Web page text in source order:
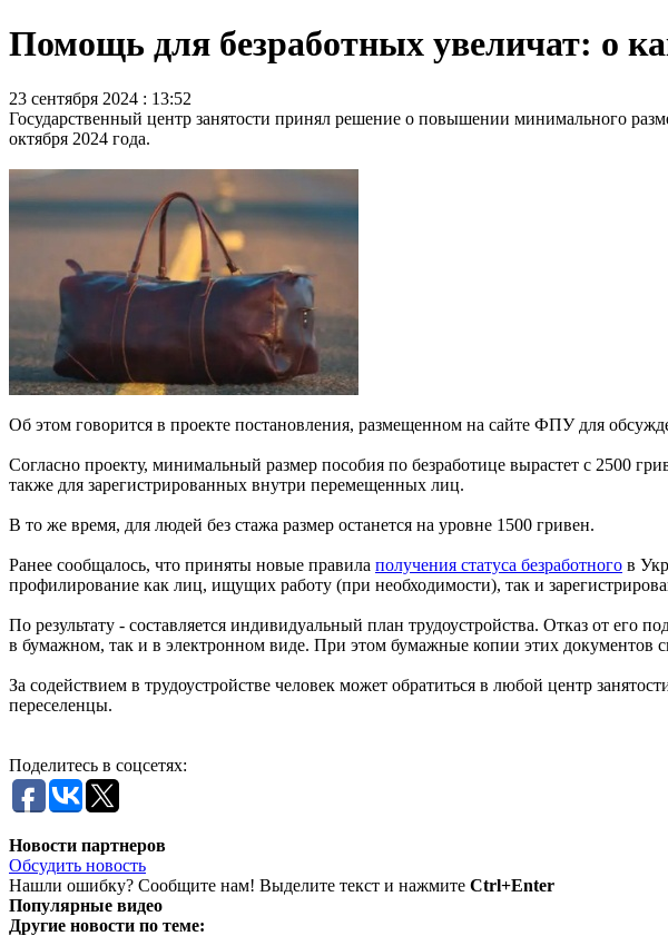
Помощь для безработных увеличат: о
23 сентября 2024 : 13:52
Государственный центр занятости принял решение о повышении минимального
октября 2024 года.
Об этом говорится в проекте постановления, размещенном на сайте ФПУ для
Согласно проекту, минимальный размер пособия по безработице вырастет с 2500
также для зарегистрированных внутри перемещенных лиц.
В то же время, для людей без стажа размер останется на уровне 1500 гривен.
Ранее сообщалось, что приняты новые правила получения статуса безработного в
профилирование как лиц, ищущих работу (при необходимости), так и
По результату - составляется индивидуальный план трудоустройства. Отказ от его
в бумажном, так и в электронном виде. При этом бумажные копии этих документов
За содействием в трудоустройстве человек может обратиться в любой центр
переселенцы.
Поделитесь в соцсетях:
Новости партнеров
Обсудить новость
Нашли ошибку? Сообщите нам! Выделите текст и нажмите Ctrl+Enter
Популярные видео
Другие новости по теме: